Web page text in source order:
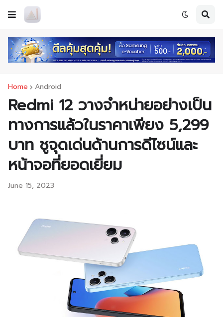
Home Android
Redmi 12 วางจำหน่ายอย่างเป็น
ทางการแล้วในราคาเพียง 5,299
บาท ชูจุดเด่นด้านการดีไซน์และ
หน้าจอที่ยอดเยี่ยม
June 15, 2023